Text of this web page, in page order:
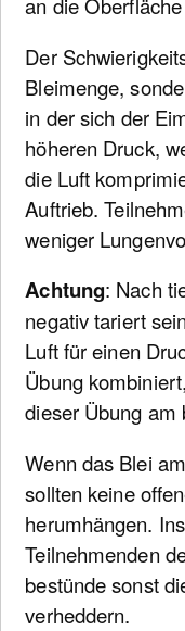
Der
Bleimenge,
in der sich der
höheren Druck,
die Luft
Auftrieb.
weniger
Achtung: Nach
negativ tariert
Luft für einen
Übung
dieser Übung am
Wenn das Blei
sollten keine
herumhängen.
Teilnehmenden
bestünde sonst
verheddern.